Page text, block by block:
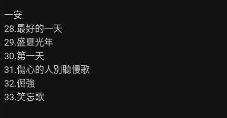
一安
28.最好的一天
29.盛夏光年
30.第一天
31.傷心的人別聽慢歌
32.倔強
33.笑忘歌